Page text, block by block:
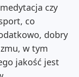
czy
co
dobry
w tym
jakość jest